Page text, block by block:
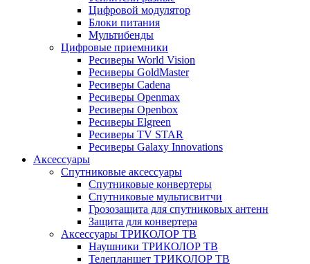
Цифровой модулятор
Блоки питания
Мультибенды
Цифровые приемники
Ресиверы World Vision
Ресиверы GoldMaster
Ресиверы Cadena
Ресиверы Openmax
Ресиверы Openbox
Ресиверы Elgreen
Ресиверы TV STAR
Ресиверы Galaxy Innovations
Аксессуары
Спутниковые аксессуары
Спутниковые конвертеры
Спутниковые мультисвитчи
Грозозащита для спутниковых антенн
Защита для конвертера
Аксессуары ТРИКОЛОР ТВ
Наушники ТРИКОЛОР ТВ
Телепланшет ТРИКОЛОР ТВ